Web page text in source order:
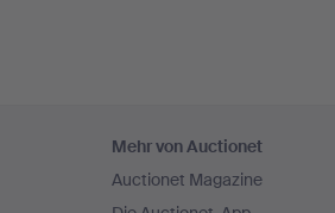
Mehr von Auctionet
Auctionet Magazine